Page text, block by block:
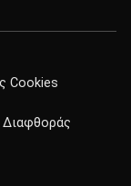
Cookies
Διαφθοράς